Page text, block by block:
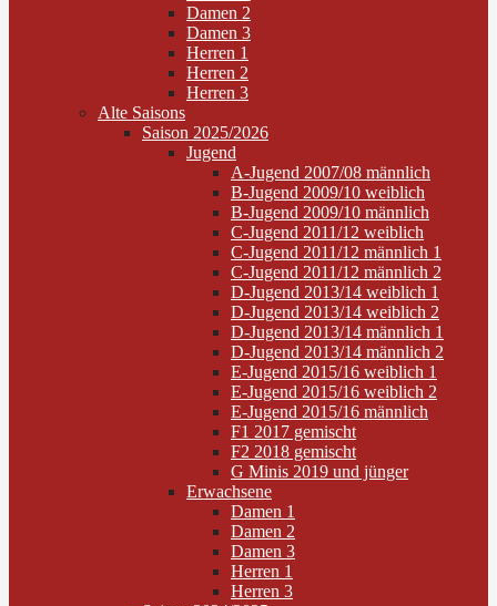
Damen 2
Damen 3
Herren 1
Herren 2
Herren 3
Alte Saisons
Saison 2025/2026
Jugend
A-Jugend 2007/08 männlich
B-Jugend 2009/10 weiblich
B-Jugend 2009/10 männlich
C-Jugend 2011/12 weiblich
C-Jugend 2011/12 männlich 1
C-Jugend 2011/12 männlich 2
D-Jugend 2013/14 weiblich 1
D-Jugend 2013/14 weiblich 2
D-Jugend 2013/14 männlich 1
D-Jugend 2013/14 männlich 2
E-Jugend 2015/16 weiblich 1
E-Jugend 2015/16 weiblich 2
E-Jugend 2015/16 männlich
F1 2017 gemischt
F2 2018 gemischt
G Minis 2019 und jünger
Erwachsene
Damen 1
Damen 2
Damen 3
Herren 1
Herren 3